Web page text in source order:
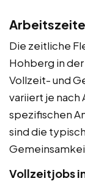
Die zeitliche
Hohberg in
Vollzeit- und
variiert je nach
spezifischen
sind die
Vollzeitjobs